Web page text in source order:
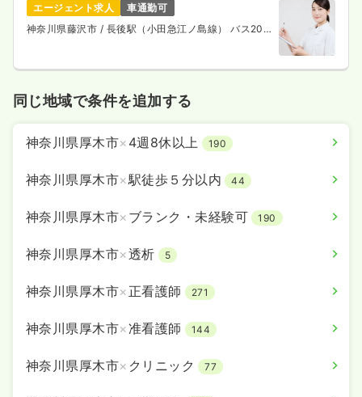
エージェント求人
車通勤可
神奈川県藤沢市 / 長後駅（小田急江ノ島線） バス20
同じ地域で条件を追加する
神奈川県厚木市× 4週8休以上 190
神奈川県厚木市×駅徒歩５分以内 44
神奈川県厚木市× ブランク・未経験可 190
神奈川県厚木市×透析 5
神奈川県厚木市× 正看護師 271
神奈川県厚木市×准看護師 144
神奈川県厚木市× クリニック 77